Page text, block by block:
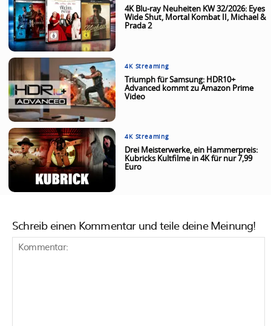
4K Blu-ray Neuheiten KW 32/2026: Eyes
Wide Shut, Mortal Kombat II, Michael &
Prada 2
4K Streaming
Triumph für Samsung: HDR10+
Advanced kommt zu Amazon Prime
Video
4K Streaming
Drei Meisterwerke, ein Hammerpreis:
Kubricks Kultfilme in 4K für nur 7,99
Euro
Schreib einen Kommentar und teile deine Meinung!